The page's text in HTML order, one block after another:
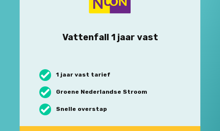
Vattenfall 1 jaar vast
1 jaar vast tarief
Groene Nederlandse Stroom
Snelle overstap